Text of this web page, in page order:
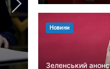
NASA
Новини
Зеленський